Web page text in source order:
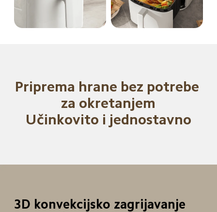
Priprema hrane bez potrebe
za okretanjem
Učinkovito i jednostavno
3D konvekcijsko zagrijavanje